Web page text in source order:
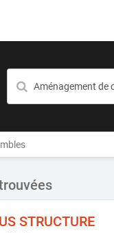
STRUCTURE